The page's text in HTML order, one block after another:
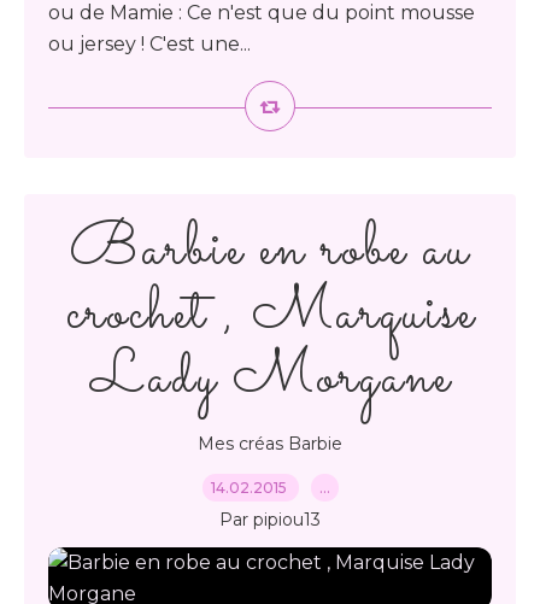
ou de Mamie : Ce n'est que du point mousse
ou jersey ! C'est une...
Barbie en robe au
crochet , Marquise
Lady Morgane
Mes créas Barbie
14.02.2015 …
Par pipiou13